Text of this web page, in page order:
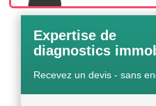
Expertise de
diagnostics
Recevez un devis - sans